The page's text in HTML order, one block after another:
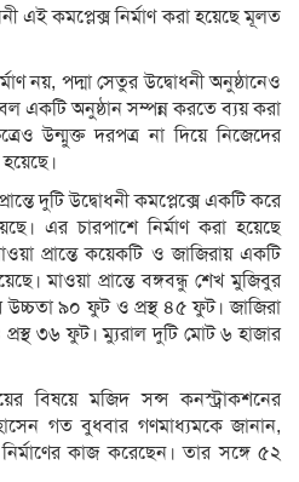
এই কমপ্লেক্স নির্মাণ করা হয়েছে মূলত
নয়, পদ্মা সেতুর উদ্বোধনী অনুষ্ঠানেও
একটি অনুষ্ঠান সম্পন্ন করতে ব্যয় করা
উন্মুক্ত দরপত্র না দিয়ে নিজেদের
দুটি উদ্বোধনী কমপ্লেক্সে একটি করে
এর চারপাশে নির্মাণ করা হয়েছে
প্রান্তে কয়েকটি ও জাজিরায় একটি
মাওয়া প্রান্তে বঙ্গবন্ধু শেখ মুজিবুর
উচ্চতা ৯০ ফুট ও প্রস্থ ৪৫ ফুট। জাজিরা
প্রস্থ ৩৬ ফুট। ম্যুরাল দুটি মোট ৬ হাজার
বিষয়ে মজিদ সন্স কনস্ট্রাকশনের
গত বুধবার গণমাধ্যমকে জানান,
কাজ করেছেন। তার সঙ্গে ৫২